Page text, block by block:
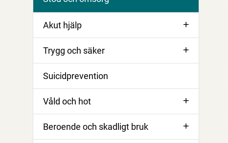
Akut hjälp
Trygg och säker
Suicidprevention
Våld och hot
Beroende och skadligt bruk